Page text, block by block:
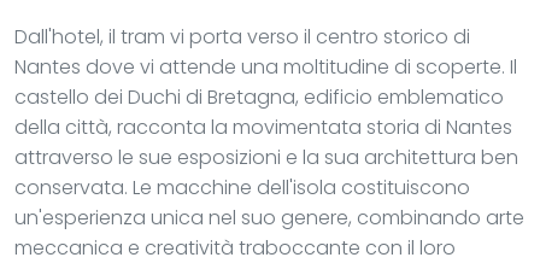
Dall'hotel, il tram vi porta verso il centro storico di
Nantes dove vi attende una moltitudine di scoperte. Il
castello dei Duchi di Bretagna, edificio emblematico
della città, racconta la movimentata storia di Nantes
attraverso le sue esposizioni e la sua architettura ben
conservata. Le macchine dell'isola costituiscono
un'esperienza unica nel suo genere, combinando arte
meccanica e creatività traboccante con il loro